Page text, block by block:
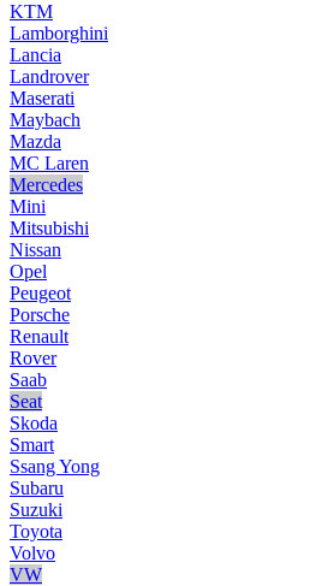
KTM
Lamborghini
Lancia
Landrover
Maserati
Maybach
Mazda
MC Laren
Mercedes
Mini
Mitsubishi
Nissan
Opel
Peugeot
Porsche
Renault
Rover
Saab
Seat
Skoda
Smart
Ssang Yong
Subaru
Suzuki
Toyota
Volvo
VW